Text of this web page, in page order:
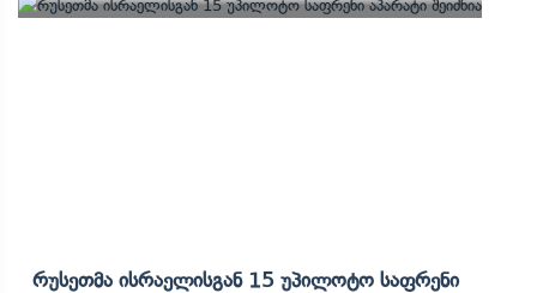
Რუსეთმა Ისრაელისგან 15 Უპილოტო Საფრენი